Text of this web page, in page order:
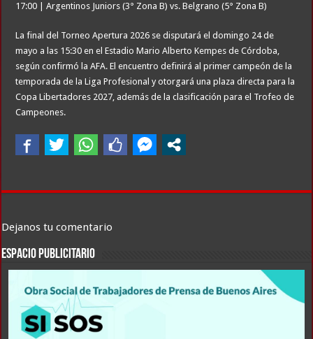
17:00 | Argentinos Juniors (3° Zona B) vs. Belgrano (5° Zona B)
La final del Torneo Apertura 2026 se disputará el domingo 24 de
mayo a las 15:30 en el Estadio Mario Alberto Kempes de Córdoba,
según confirmó la AFA. El encuentro definirá al primer campeón de la
temporada de la Liga Profesional y otorgará una plaza directa para la
Copa Libertadores 2027, además de la clasificación para el Trofeo de
Campeones.
Dejanos tu comentario
ESPACIO PUBLICITARIO